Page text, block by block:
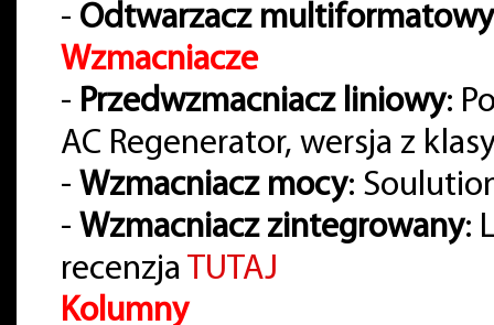
- Odtwarzacz multiformatowy
Wzmacniacze
- Przedwzmacniacz liniowy:
AC Regenerator, wersja z
- Wzmacniacz mocy:
- Wzmacniacz zintegrowany:
recenzja TUTAJ
Kolumny